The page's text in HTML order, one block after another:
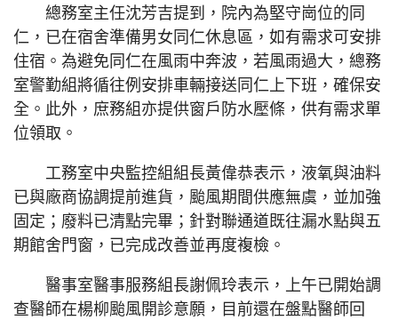
總務室主任沈芳吉提到，院內為堅守崗位的同
仁，已在宿舍準備男女同仁休息區，如有需求可安排
住宿。為避免同仁在風雨中奔波，若風雨過大，總務
室警勤組將循往例安排車輛接送同仁上下班，確保安
全。此外，庶務組亦提供窗戶防水壓條，供有需求單
位領取。
工務室中央監控組組長黃偉恭表示，液氧與油料
已與廠商協調提前進貨，颱風期間供應無虞，並加強
固定；廢料已清點完畢；針對聯通道既往漏水點與五
期館舍門窗，已完成改善並再度複檢。
醫事室醫事服務組長謝佩玲表示，上午已開始調
查醫師在楊柳颱風開診意願，目前還在盤點醫師回